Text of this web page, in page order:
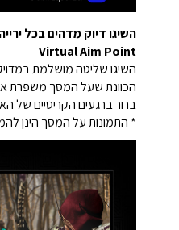
השיגו דיוק מדהים בכל
Virtual Aim Point
הכוונת שעל המסך משפרת את
ברור ברגעים הקריטיים של
* התמונות על המסך הינן